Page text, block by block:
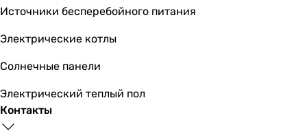
-
-
-
-
верхний душ, душевой шланг
-
Подключение
Источники бесперебойного питания
Электрические котлы
Солнечные панели
Электрический теплый пол
Контакты